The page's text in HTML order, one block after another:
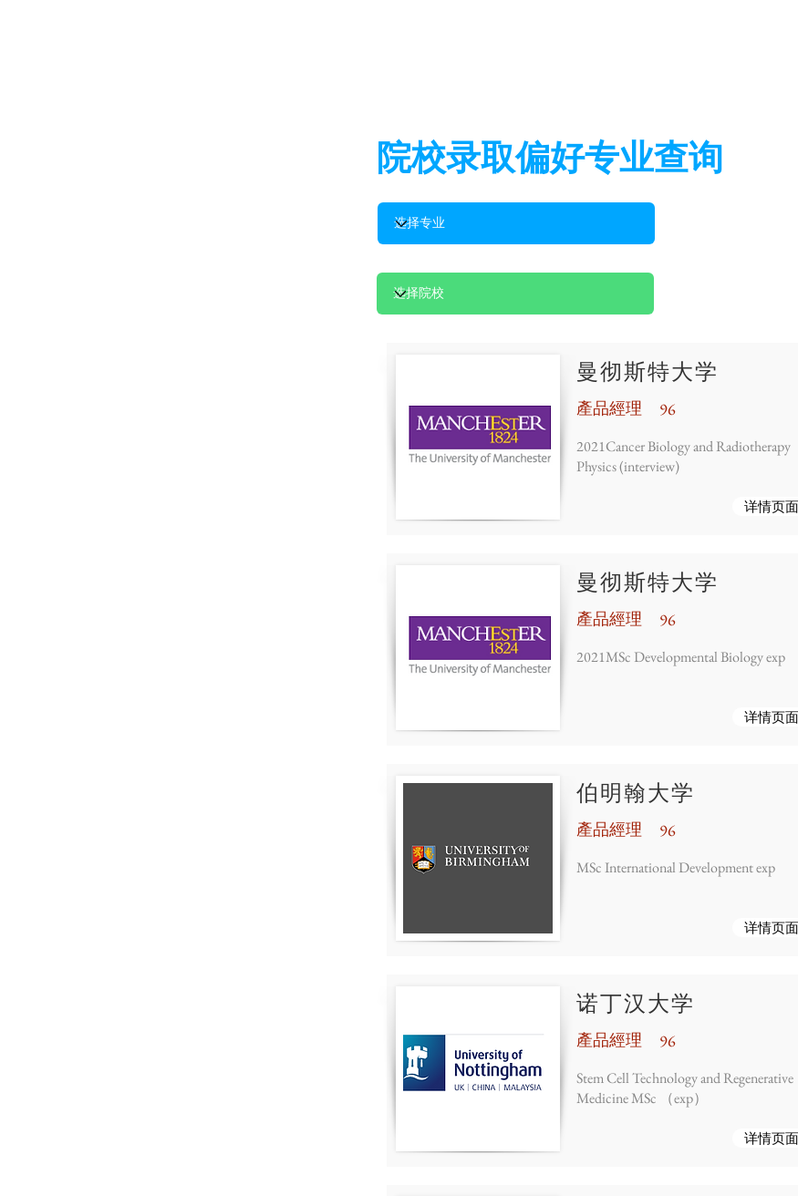
院校录取偏好专业查询
曼彻斯特大学
產品經理 96
2021Cancer Biology and Radiotherapy
Physics (interview)
详情页面
曼彻斯特大学
產品經理 96
2021MSc Developmental Biology exp
详情页面
伯明翰大学
產品經理 96
MSc International Development exp
详情页面
诺丁汉大学
產品經理 96
Stem Cell Technology and Regenerative
Medicine MSc （exp）
详情页面